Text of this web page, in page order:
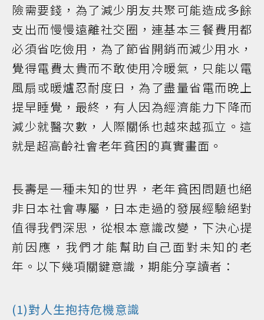
險需要錢，為了減少朋友共聚可能造成多餘
支出而慢慢遠離社交圈，連基本三餐費用都
必須省吃儉用，為了節省開銷而減少用水，
覺得電費太貴而不敢使用冷暖氣，只能以電
風扇或暖爐忍耐度日，為了盡量省電而晚上
提早睡覺，最終，有人因為經濟能力下降而
減少就醫次數，人際關係也越來越孤立。這
就是超高齡社會老年貧困的真實畫面。
長壽是一種未知的世界，老年貧困問題也絕
非日本社會專屬，日本走過的發展經驗絕對
值得我們深思，從根本意識改變，下決心提
前因應，我們才能幫助自己面對未知的老
年。以下幾項關鍵意識，期能分享讀者：
(1)對人生抱持危機意識